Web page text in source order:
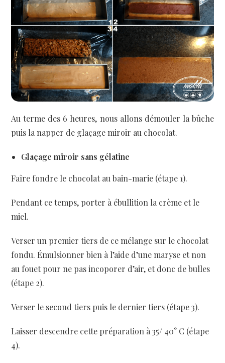
Au terme des 6 heures, nous allons démouler la bûche
puis la napper de glaçage miroir au chocolat.
Glaçage miroir sans gélatine
Faîre fondre le chocolat au bain-marie (étape 1).
Pendant ce temps, porter à ébullition la crème et le
miel.
Verser un premier tiers de ce mélange sur le chocolat
fondu. Émulsionner bien à l’aide d’une maryse et non
au fouet pour ne pas incoporer d’air, et donc de bulles
(étape 2).
Verser le second tiers puis le dernier tiers (étape 3).
Laisser descendre cette préparation à 35/ 40° C (étape
4).